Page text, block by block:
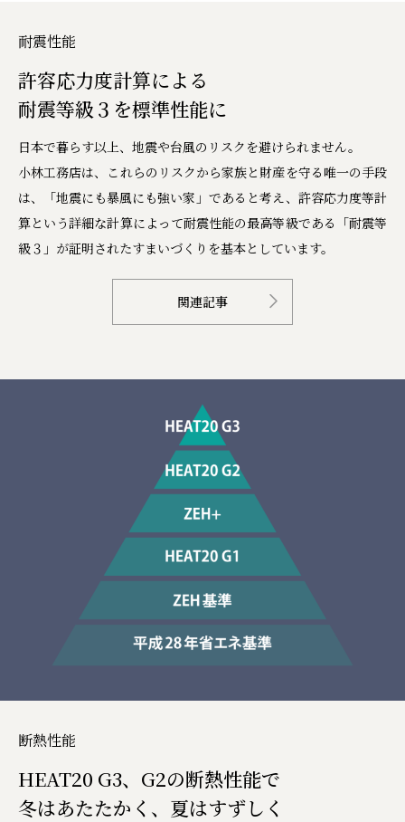
耐震性能
許容応力度計算による
耐震等級３を標準性能に
日本で暮らす以上、地震や台風のリスクを避けられません。
小林工務店は、これらのリスクから家族と財産を守る唯一の手段
は、「地震にも暴風にも強い家」であると考え、許容応力度等計
算という詳細な計算によって耐震性能の最高等級である「耐震等
級３」が証明されたすまいづくりを基本としています。
関連記事
断熱性能
HEAT20 G3、G2の断熱性能で
冬はあたたかく、夏はすずしく